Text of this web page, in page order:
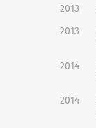
2013
2013
2014
2014